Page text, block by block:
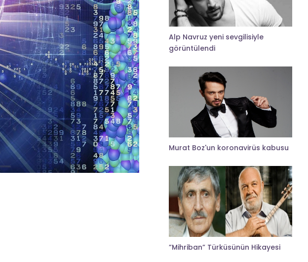
Alp Navruz yeni sevgilisiyle
görüntülendi
Murat Boz'un koronavirüs kabusu
”Mihriban” Türküsünün Hikayesi